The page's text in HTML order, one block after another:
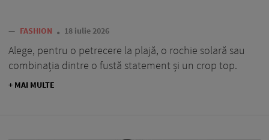
— FASHION 18 iulie 2026
Alege, pentru o petrecere la plajă, o rochie solară sau
combinația dintre o fustă statement și un crop top.
+ MAI MULTE